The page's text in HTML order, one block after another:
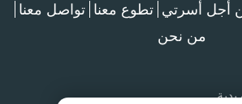
أجل أسرتي تطوع معنا تواصل معنا
من نحن